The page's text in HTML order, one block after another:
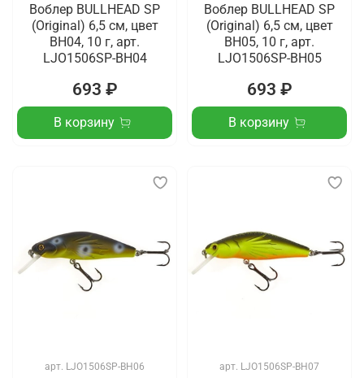
Воблер BULLHEAD SP
(Original) 6,5 см, цвет
BH04, 10 г, арт.
LJO1506SP-BH04
693 ₽
В корзину
Воблер BULLHEAD SP
(Original) 6,5 см, цвет
BH05, 10 г, арт.
LJO1506SP-BH05
693 ₽
В корзину
арт. LJO1506SP-BH06 арт. LJO1506SP-BH07